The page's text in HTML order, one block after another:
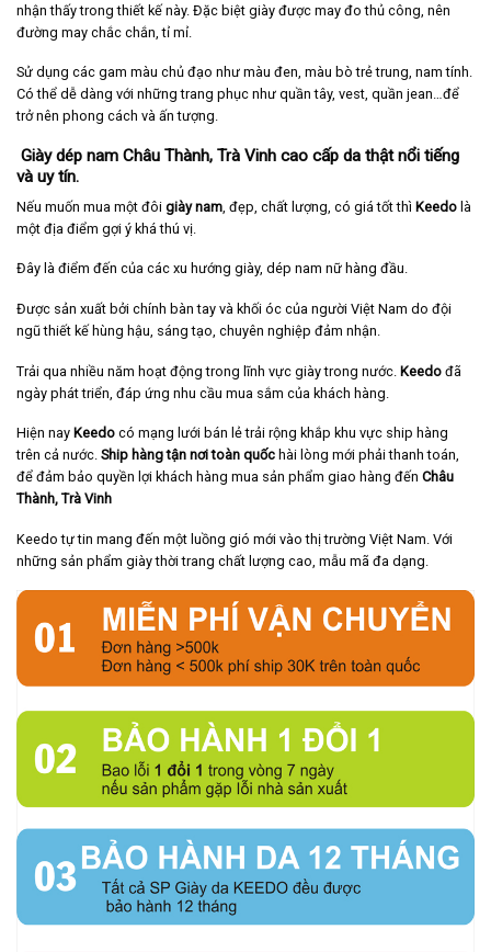
nhận thấy trong thiết kế này. Đặc biệt giày được may đo thủ công, nên
đường may chắc chắn, tỉ mỉ.
Sử dụng các gam màu chủ đạo như màu đen, màu bò trẻ trung, nam tính.
Có thể dễ dàng với những trang phục như quần tây, vest, quần jean…để
trở nên phong cách và ấn tượng.
Giày dép nam Châu Thành, Trà Vinh cao cấp da thật nổi tiếng
và uy tín.
Nếu muốn mua một đôi giày nam , đẹp, chất lượng, có giá tốt thì Keedo là
một địa điểm gợi ý khá thú vị.
Đây là điểm đến của các xu hướng giày, dép nam nữ hàng đầu.
Được sản xuất bởi chính bàn tay và khối óc của người Việt Nam do đội
ngũ thiết kế hùng hậu, sáng tạo, chuyên nghiệp đảm nhận.
Trải qua nhiều năm hoạt động trong lĩnh vực giày trong nước. Keedo đã
ngày phát triển, đáp ứng nhu cầu mua sắm của khách hàng.
Hiện nay Keedo có mạng lưới bán lẻ trải rộng khắp khu vực ship hàng
trên cả nước. Ship hàng tận nơi toàn quốc hài lòng mới phải thanh toán,
để đảm bảo quyền lợi khách hàng mua sản phẩm giao hàng đến Châu
Thành, Trà Vinh
Keedo tự tin mang đến một luồng gió mới vào thị trường Việt Nam. Với
những sản phẩm giày thời trang chất lượng cao, mẫu mã đa dạng.